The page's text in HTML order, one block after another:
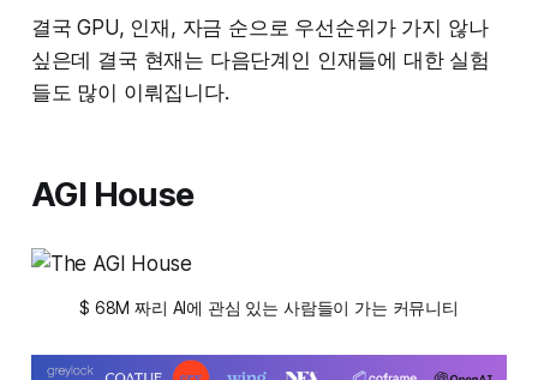
결국 GPU, 인재, 자금 순으로 우선순위가 가지 않나
싶은데 결국 현재는 다음단계인 인재들에 대한 실험
들도 많이 이뤄집니다.
AGI House
$ 68M 짜리 AI에 관심 있는 사람들이 가는 커뮤니티